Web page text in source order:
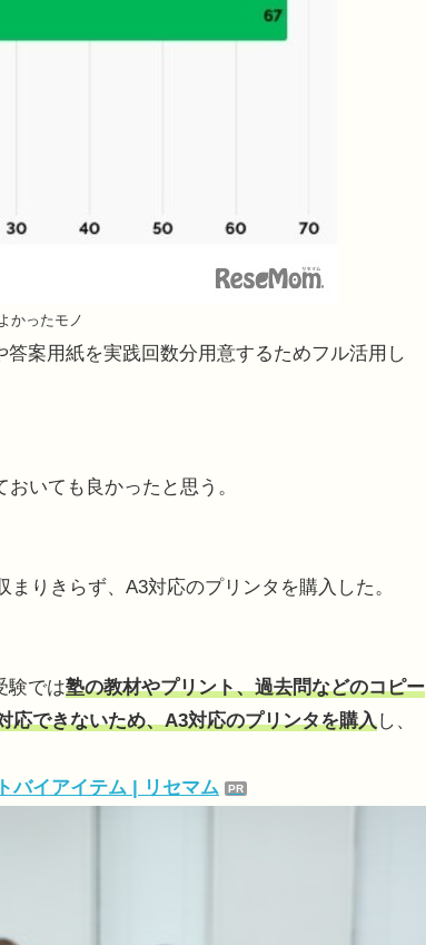
かったモノ
案用紙を実践回数分用意するためフル活用し
いても良かったと思う。
りきらず、A3対応のプリンタを購入した。
験では塾の教材やプリント、過去問などのコピー
応できないため、A3対応のプリンタを購入し、
バイアイテム | リセマム
PR